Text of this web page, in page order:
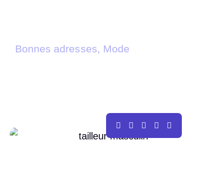
Bonnes adresses, Mode